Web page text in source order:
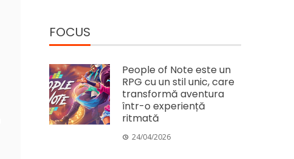
FOCUS
People of Note este un
RPG cu un stil unic, care
transformă aventura
într-o experiență
ritmată
24/04/2026